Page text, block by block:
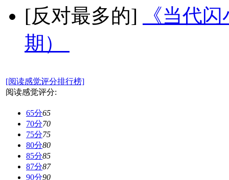
[反对最多的]
《当代
期）
[阅读感觉评分排行榜]
阅读感觉评分:
65分65
70分70
75分75
80分80
85分85
87分87
90分90